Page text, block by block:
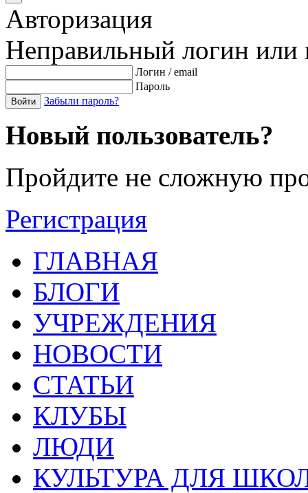
Авторизация
Неправильный логин или
Логин / email
Пароль
Войти Забыли пароль?
Новый пользователь?
Пройдите не сложную
Регистрация
ГЛАВНАЯ
БЛОГИ
УЧРЕЖДЕНИЯ
НОВОСТИ
СТАТЬИ
КЛУБЫ
ЛЮДИ
КУЛЬТУРА ДЛЯ